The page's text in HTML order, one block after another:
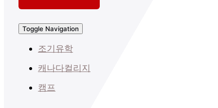
Toggle Navigation
조기유학
캐나다컬리지
캠프